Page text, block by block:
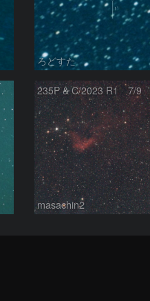
ろどすた
ズ彗星） 235P & C/2023 R1 7/9
masachin2